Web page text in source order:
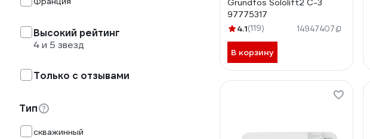
Высокий рейтинг
4 и 5 звезд
Только с отзывами
Тип
скважинный
Grundfos Sololift2 C-3
97775317
4.1(119) 14947407
В корзину